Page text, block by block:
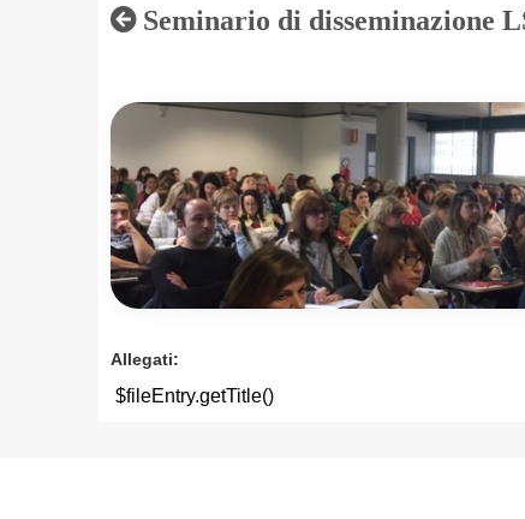
Seminario di disseminazione
Allegati:
$fileEntry.getTitle()